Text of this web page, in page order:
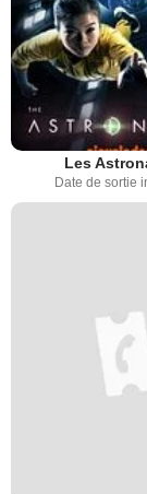
Les
Date de sortie